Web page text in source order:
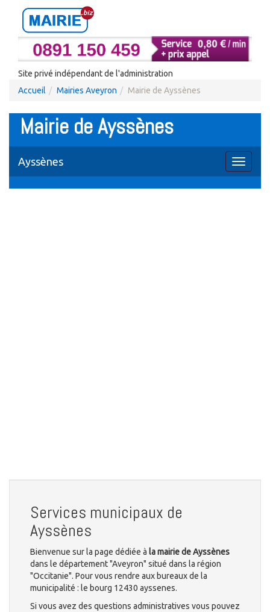
Site privé indépendant de l'administration
Accueil
Mairies Aveyron Mairie de Ayssènes
Mairie de Ayssènes
Toggle
Ayssènes
Services municipaux de
Ayssènes
Bienvenue sur la page dédiée à la mairie de Ayssènes
dans le département "Aveyron" situé dans la région
"Occitanie". Pour vous rendre aux bureaux de la
municipalité : le bourg 12430 ayssenes.
Si vous avez des questions administratives vous pouvez